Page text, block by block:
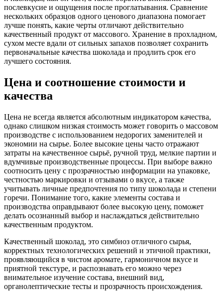
послевкусие и ощущения после проглатывания. Сравнение
нескольких образцов одного ценового диапазона помогает
лучше понять, какие черты отличают действительно
качественный продукт от массового. Хранение в прохладном,
сухом месте вдали от сильных запахов позволяет сохранить
первоначальные качества шоколада и продлить срок его
лучшего состояния.
Цена и соотношение стоимости и
качества
Цена не всегда является абсолютным индикатором качества,
однако слишком низкая стоимость может говорить о массовом
производстве с использованием недорогих заменителей и
экономии на сырье. Более высокие цены часто отражают
затраты на качественное сырьё, ручной труд, мелкие партии и
вдумчивые производственные процессы. При выборе важно
соотносить цену с прозрачностью информации на упаковке,
честностью маркировки и отзывами о вкусе, а также
учитывать личные предпочтения по типу шоколада и степени
горечи. Понимание того, какие элементы состава и
производства оправдывают более высокую цену, поможет
делать осознанный выбор и наслаждаться действительно
качественным продуктом.
Качественный шоколад, это симбиоз отличного сырья,
корректных технологических решений и этичной практики,
проявляющийся в чистом аромате, гармоничном вкусе и
приятной текстуре, и распознавать его можно через
внимательное изучение состава, внешний вид,
органолептические тесты и прозрачность происхождения.